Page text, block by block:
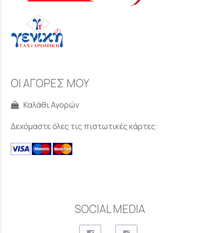
ΟΙ ΑΓΟΡΕΣ ΜΟΥ
Καλάθι Αγορών
Δεχόμαστε όλες τις πιστωτικές κάρτες:
SOCIAL MEDIA